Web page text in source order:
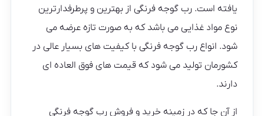
یافته است. رب گوجه فرنگی از بهترین و پرطرفدارترین
نوع مواد غذایی می باشد که به صورت تازه عرضه می
شود. انواع رب گوجه فرنگی با کیفیت های بسیار عالی در
کشورمان تولید می شود که قیمت های فوق العاده ای
دارند.
از آن جا که در زمینه خرید و فروش رب گوجه فرنگی